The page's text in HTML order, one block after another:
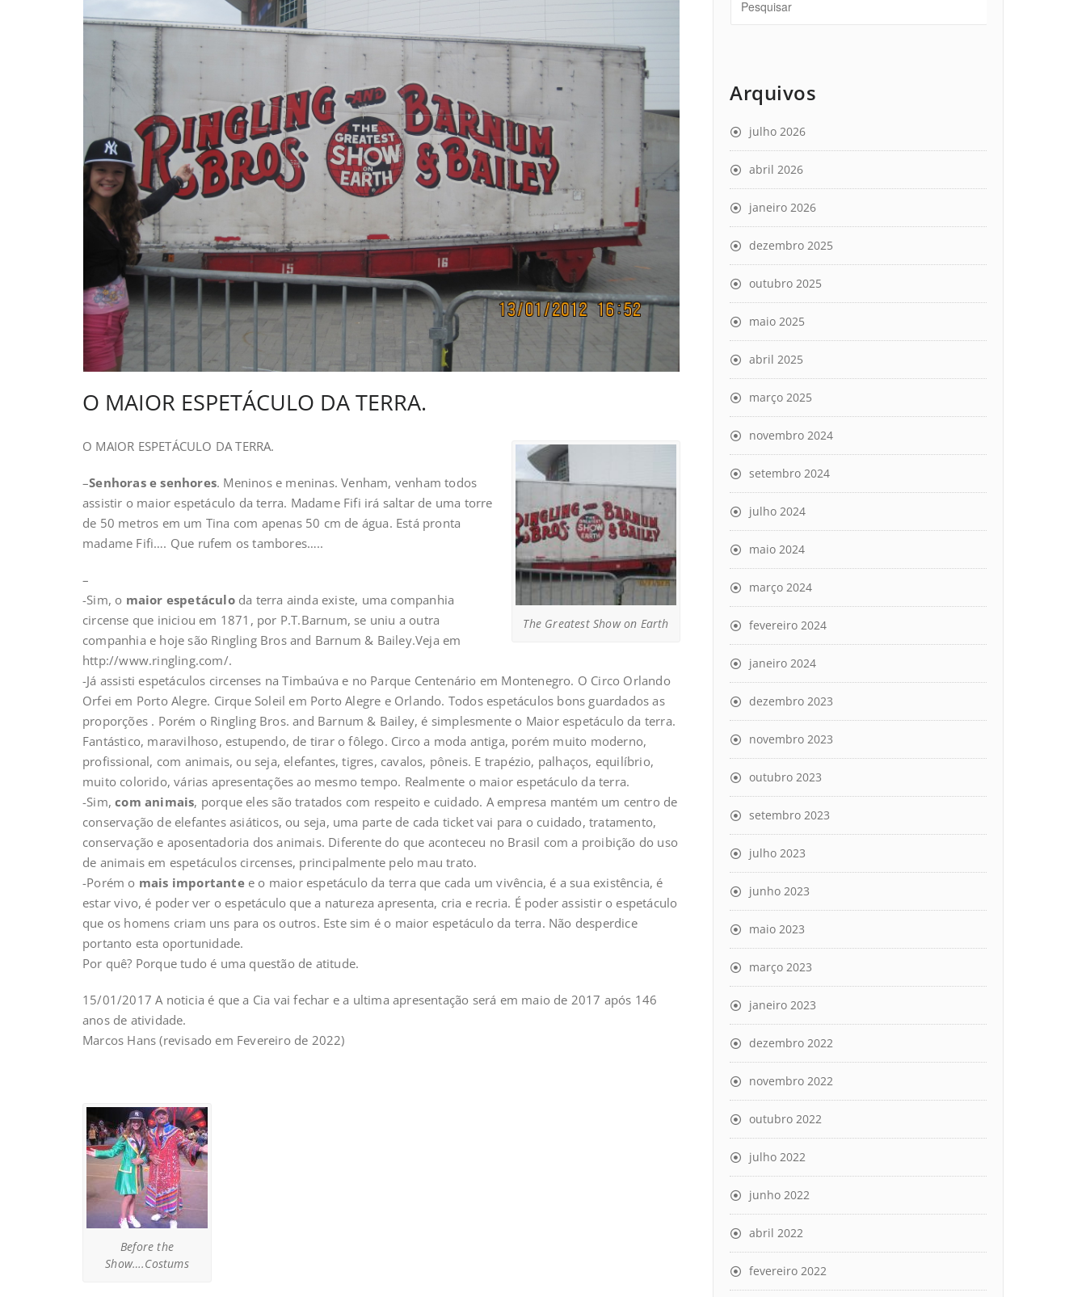
O MAIOR ESPETÁCULO DA TERRA.
The Greatest Show on Earth
O MAIOR ESPETÁCULO DA TERRA.
–Senhoras e senhores. Meninos e meninas. Venham, venham todos
assistir o maior espetáculo da terra. Madame Fifi irá saltar de uma torre
de 50 metros em um Tina com apenas 50 cm de água. Está pronta
madame Fifi…. Que rufem os tambores…..
–
-Sim, o maior espetáculoda terra ainda existe, uma companhia
circense que iniciou em 1871, por P.T.Barnum, se uniu a outra
companhia e hoje são Ringling Bros and Barnum & Bailey.Veja em
http://www.ringling.com/.
-Já assisti espetáculos circenses na Timbaúva e no Parque Centenário em Montenegro. O Circo Orlando
Orfei em Porto Alegre. Cirque Soleil em Porto Alegre e Orlando. Todos espetáculos bons guardados as
proporções . Porém o Ringling Bros. and Barnum & Bailey, é simplesmente o Maior espetáculo da terra.
Fantástico, maravilhoso, estupendo, de tirar o fôlego. Circo a moda antiga, porém muito moderno,
profissional, com animais, ou seja, elefantes, tigres, cavalos, pôneis. E trapézio, palhaços, equilíbrio,
muito colorido, várias apresentações ao mesmo tempo. Realmente o maior espetáculo da terra.
-Sim,com animais, porque eles são tratados com respeito e cuidado. A empresa mantém um centro de
conservação de elefantes asiáticos, ou seja, uma parte de cada ticket vai para o cuidado, tratamento,
conservação e aposentadoria dos animais. Diferente do que aconteceu no Brasil com a proibição do uso
de animais em espetáculos circenses, principalmente pelo mau trato.
-Porém o mais importantee o maior espetáculo da terra que cada um vivência, é a sua existência, é
estar vivo, é poder ver o espetáculo que a natureza apresenta, cria e recria. É poder assistir o espetáculo
que os homens criam uns para os outros. Este sim é o maior espetáculo da terra. Não desperdice
portanto esta oportunidade.
Por quê? Porque tudo é uma questão de atitude.
15/01/2017 A noticia é que a Cia vai fechar e a ultima apresentação será em maio de 2017 após 146
anos de atividade.
Marcos Hans (revisado em Fevereiro de 2022)
Before the
Show….Costums
Arquivos
julho 2026
abril 2026
janeiro 2026
dezembro 2025
outubro 2025
maio 2025
abril 2025
março 2025
novembro 2024
setembro 2024
julho 2024
maio 2024
março 2024
fevereiro 2024
janeiro 2024
dezembro 2023
novembro 2023
outubro 2023
setembro 2023
julho 2023
junho 2023
maio 2023
março 2023
janeiro 2023
dezembro 2022
novembro 2022
outubro 2022
julho 2022
junho 2022
abril 2022
fevereiro 2022